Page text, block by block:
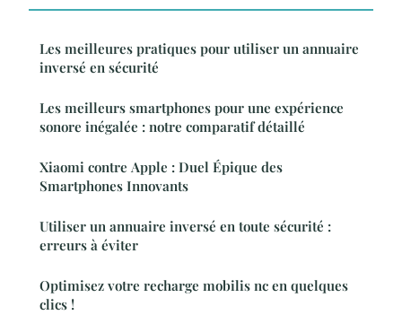
Les meilleures pratiques pour utiliser un annuaire
inversé en sécurité
Les meilleurs smartphones pour une expérience
sonore inégalée : notre comparatif détaillé
Xiaomi contre Apple : Duel Épique des
Smartphones Innovants
Utiliser un annuaire inversé en toute sécurité :
erreurs à éviter
Optimisez votre recharge mobilis nc en quelques
clics !